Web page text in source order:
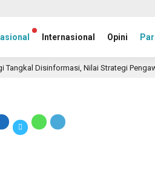
Internasional Opini
Disinformasi, Nilai Strategi